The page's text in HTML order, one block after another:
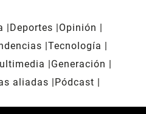
Deportes
Opinión
Tecnología
Generación
aliadas
Pódcast